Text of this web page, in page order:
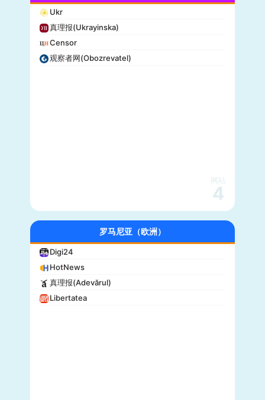
Ukr
真理报(Ukrayinska)
Censor
观察者网(Obozrevatel)
网站
4
罗马尼亚（欧洲）
Digi24
HotNews
真理报(Adevărul)
Libertatea